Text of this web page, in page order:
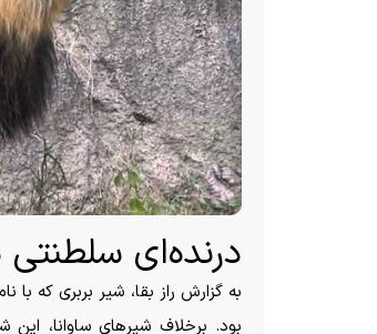
درنده‌ای سلطنتی
به گزارش راز بقا، شیر بربری که
بود. برخلاف شیر‌های ساوانا،